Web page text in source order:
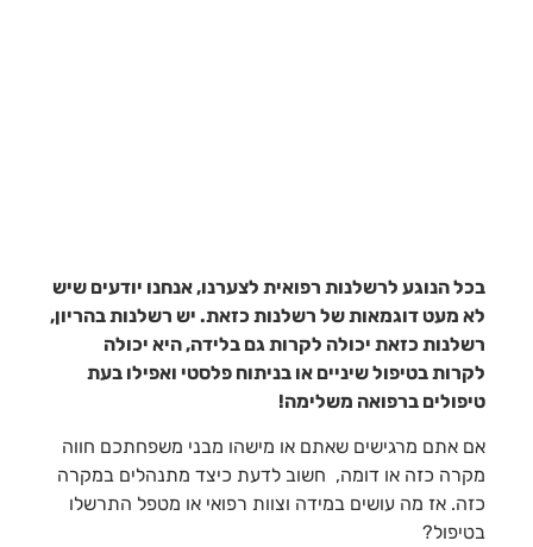
בכל הנוגע לרשלנות רפואית לצערנו, אנחנו יודעים שיש
לא מעט דוגמאות של רשלנות כזאת. יש רשלנות בהריון,
רשלנות כזאת יכולה לקרות גם בלידה, היא יכולה
לקרות בטיפול שיניים או בניתוח פלסטי ואפילו בעת
טיפולים ברפואה משלימה!
אם אתם מרגישים שאתם או מישהו מבני משפחתכם חווה
מקרה כזה או דומה, חשוב לדעת כיצד מתנהלים במקרה
כזה. אז מה עושים במידה וצוות רפואי או מטפל התרשלו
בטיפול?